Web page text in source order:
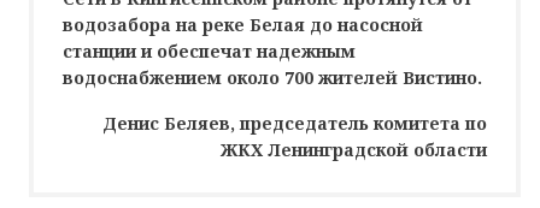
водозабора на реке Белая до насосной
станции и обеспечат надежным
водоснабжением около 700 жителей Вистино.
Денис Беляев, председатель комитета по
ЖКХ Ленинградской области